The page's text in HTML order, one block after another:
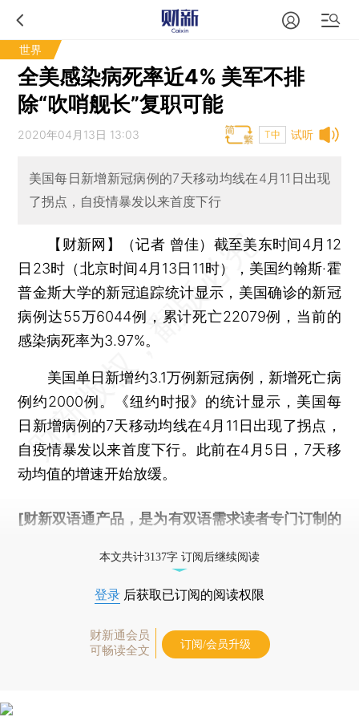
世界
全美感染病死率近4% 美军不排
除“吹哨舰长”复职可能
试听
2020年04月13日 13:03 T中
美国每日新增新冠病例的7天移动均线在4月11日出现
了拐点，自疫情暴发以来首度下行
【财新网】（记者 曾佳） 截至美东时间4月12
日23时（北京时间4月13日11时），美国约翰斯·霍
普金斯大学的新冠追踪统计显示，美国确诊的新冠
病例达55万6044例，累计死亡22079例，当前的
感染病死率为3.97%。
美国单日新增约3.1万例新冠病例，新增死亡病
例约2000例。《纽约时报》的统计显示，美国每
日新增病例的7天移动均线在4月11日出现了拐点，
自疫情暴发以来首度下行。此前在4月5日，7天移
动均值的增速开始放缓。
[财新双语通产品，是为有双语需求读者专门订制的
本文共计3137字 订阅后继续阅读
登录 后获取已订阅的阅读权限
财新通会员
可畅读全文
订阅/会员升级